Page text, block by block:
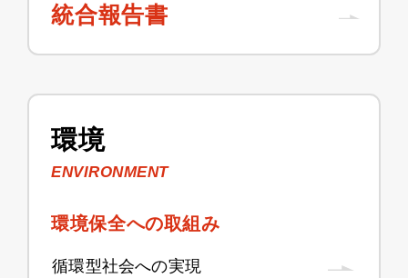
統合報告書
環境
ENVIRONMENT
環境保全への取組み
循環型社会への実現